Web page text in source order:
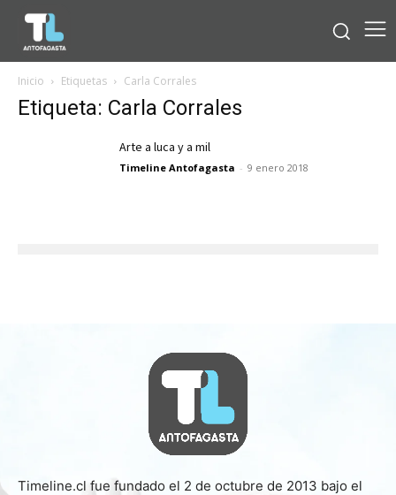
Inicio Etiquetas Carla Corrales
Etiqueta: Carla Corrales
Arte a luca y a mil
Timeline Antofagasta - 9 enero 2018
Timeline.cl fue fundado el 2 de octubre de 2013 bajo el